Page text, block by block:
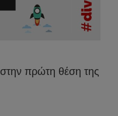
στην πρώτη θέση της